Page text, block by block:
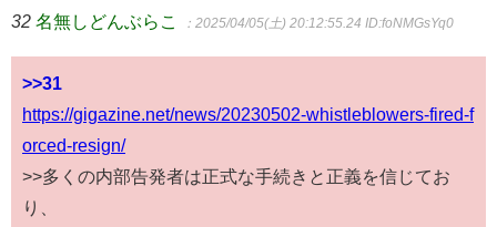
32 名無しどんぶらこ ：2025/04/05(土) 20:12:55.24 ID:foNMGsYq0
>>31
https://gigazine.net/news/20230502-whistleblowers-fired-f
orced-resign/
>>多くの内部告発者は正式な手続きと正義を信じてお
り、